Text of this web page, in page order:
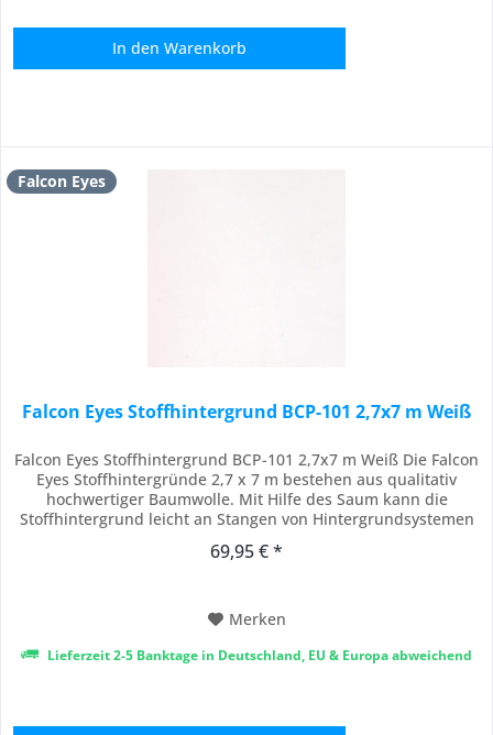
In den Warenkorb
Falcon Eyes
Falcon Eyes Stoffhintergrund BCP-101 2,7x7 m Weiß
Falcon Eyes Stoffhintergrund BCP-101 2,7x7 m Weiß Die Falcon
Eyes Stoffhintergründe 2,7 x 7 m bestehen aus qualitativ
hochwertiger Baumwolle. Mit Hilfe des Saum kann die
Stoffhintergrund leicht an Stangen von Hintergrundsystemen
können auch als Gardine gebraucht werden. Achtung: Die
69,95 € *
Merken
Lieferzeit 2-5 Banktage in Deutschland, EU & Europa abweichend